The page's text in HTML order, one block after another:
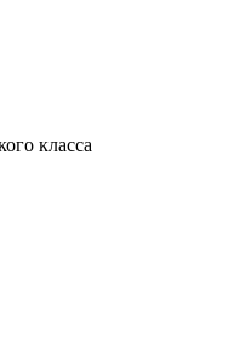
класса